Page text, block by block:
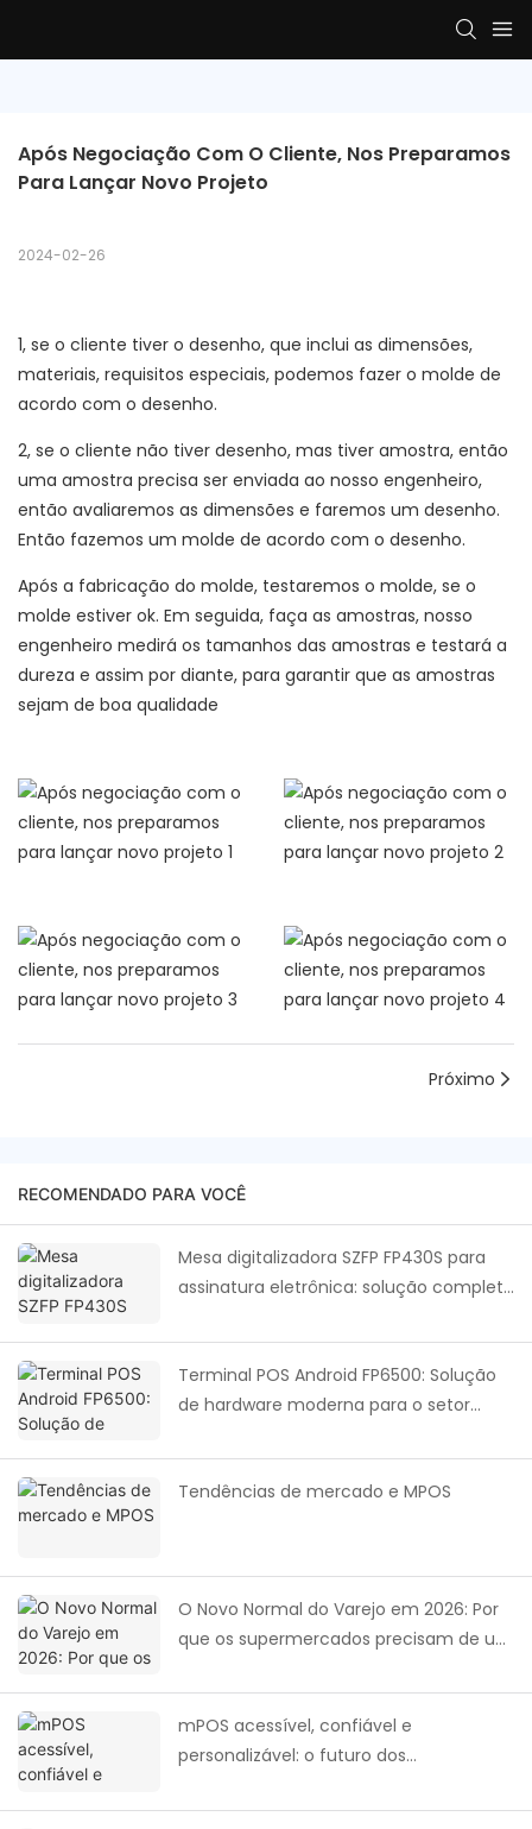
Após Negociação Com O Cliente, Nos Preparamos
Para Lançar Novo Projeto
2024-02-26
1, se o cliente tiver o desenho, que inclui as dimensões,
materiais, requisitos especiais, podemos fazer o molde de
acordo com o desenho.
2, se o cliente não tiver desenho, mas tiver amostra, então
uma amostra precisa ser enviada ao nosso engenheiro,
então avaliaremos as dimensões e faremos um desenho.
Então fazemos um molde de acordo com o desenho.
Após a fabricação do molde, testaremos o molde, se o
molde estiver ok. Em seguida, faça as amostras, nosso
engenheiro medirá os tamanhos das amostras e testará a
dureza e assim por diante, para garantir que as amostras
sejam de boa qualidade
Próximo
RECOMENDADO PARA VOCÊ
Mesa digitalizadora SZFP FP430S para
assinatura eletrônica: solução completa
setores.
Terminal POS Android FP6500: Solução
de hardware moderna para o setor
Tendências de mercado e MPOS
O Novo Normal do Varejo em 2026: Por
que os supermercados precisam de um
para os negócios?
mPOS acessível, confiável e
personalizável: o futuro dos